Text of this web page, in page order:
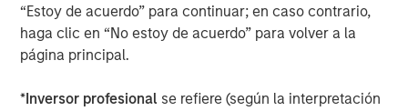
“Estoy de acuerdo” para continuar; en caso contrario,
haga clic en “No estoy de acuerdo” para volver a la
página principal.
*Inversor profesional se refiere (según la interpretación
Q: Activity levels were strong last year. What stands out
as we look ahead?
2025 was one of the strongest years for private direct